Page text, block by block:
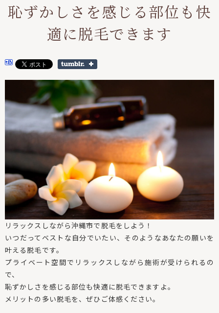
恥ずかしさを感じる部位も快
適に脱毛できます
リラックスしながら沖縄市で脱毛をしよう！
いつだってベストな自分でいたい、そのようなあなたの願いを
叶える脱毛です。
プライベート空間でリラックスしながら施術が受けられるの
で、
恥ずかしさを感じる部位も快適に脱毛できますよ。
メリットの多い脱毛を、ぜひご体感ください。